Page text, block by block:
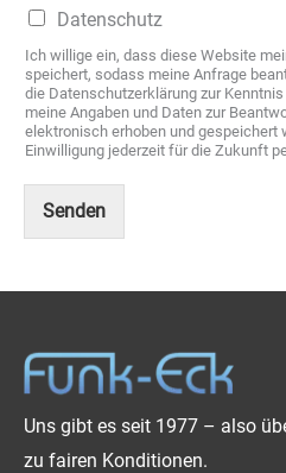
h
e
c
k
b
o
e
N
c
i
c
t
E
C
e
c
k
b
o
x
Datenschutz
Ich willige ein, dass diese Website
speichert, sodass meine Anfrage
die Datenschutzerklärung zur
meine Angaben und Daten zur
elektronisch erhoben und gespeichert
Einwilligung jederzeit für die Zukunft
Senden
Uns gibt es seit 1977 – also
zu fairen Konditionen.